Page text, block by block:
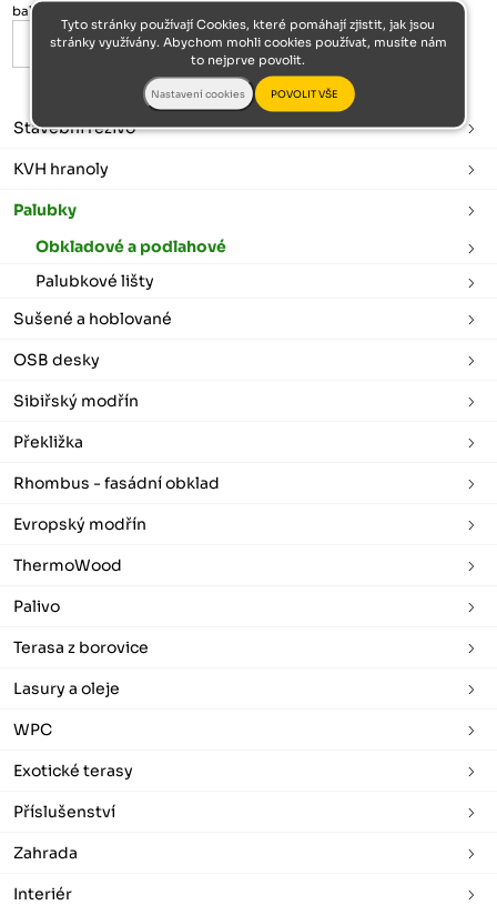
bal
Stavební řezivo
KVH hranoly
Palubky
Obkladové a podlahové
Palubkové lišty
Sušené a hoblované
OSB desky
Sibiřský modřín
Překližka
Rhombus - fasádní obklad
Evropský modřín
ThermoWood
Palivo
Terasa z borovice
Lasury a oleje
WPC
Exotické terasy
Příslušenství
Zahrada
Interiér
Tyto stránky používají Cookies, které pomáhají zjistit, jak jsou
stránky využívány. Abychom mohli cookies používat, musíte nám
to nejprve povolit.